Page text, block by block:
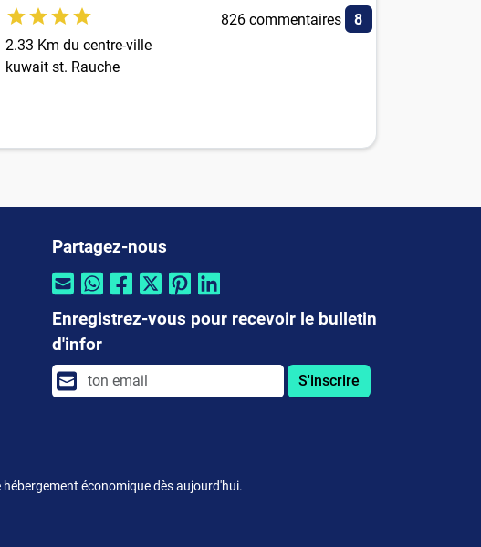
826 commentaires
8
2.33 Km du centre-ville
kuwait st. Rauche
Partagez-nous
Enregistrez-vous pour recevoir le bulletin
d'infor
S'inscrire
économique dès aujourd'hui.